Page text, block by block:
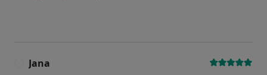
Jana